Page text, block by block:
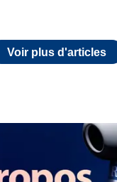
Voir plus d'articles